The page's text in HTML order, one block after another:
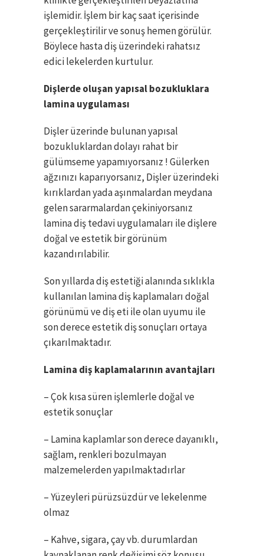
işlemidir. İşlem bir kaç saat içerisinde
gerçekleştirilir ve sonuş hemen görülür.
Böylece hasta diş üzerindeki rahatsız
edici lekelerden kurtulur.
Dişlerde oluşan yapısal bozukluklara
lamina uygulaması
Dişler üzerinde bulunan yapısal
bozukluklardan dolayı rahat bir
gülümseme yapamıyorsanız ! Gülerken
ağzınızı kaparıyorsanız, Dişler üzerindeki
kırıklardan yada aşınmalardan meydana
gelen sararmalardan çekiniyorsanız
lamina diş tedavi uygulamaları ile dişlere
doğal ve estetik bir görünüm
kazandırılabilir.
Son yıllarda diş estetiği alanında sıklıkla
kullanılan lamina diş kaplamaları doğal
görünümü ve diş eti ile olan uyumu ile
son derece estetik diş sonuçları ortaya
çıkarılmaktadır.
Lamina diş kaplamalarının avantajları
– Çok kısa süren işlemlerle doğal ve
estetik sonuçlar
– Lamina kaplamlar son derece dayanıklı,
sağlam, renkleri bozulmayan
malzemelerden yapılmaktadırlar
– Yüzeyleri pürüzsüzdür ve lekelenme
olmaz
– Kahve, sigara, çay vb. durumlardan